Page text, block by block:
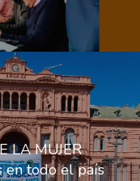
LA MUJER
en todo el país